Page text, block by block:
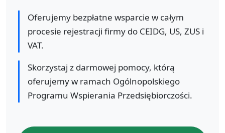
Oferujemy bezpłatne wsparcie w całym
procesie rejestracji firmy do CEIDG, US, ZUS i
VAT.
Skorzystaj z darmowej pomocy, którą
oferujemy w ramach Ogólnopolskiego
Programu Wspierania Przedsiębiorczości.